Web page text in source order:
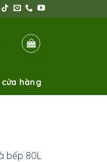
hàng
bếp 80L